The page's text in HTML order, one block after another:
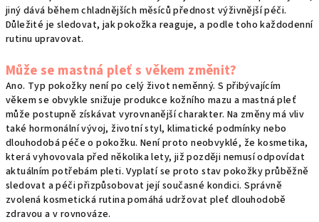
jiný dává během chladnějších měsíců přednost výživnější péči.
Důležité je sledovat, jak pokožka reaguje, a podle toho každodenní
rutinu upravovat.
Může se mastná pleť s věkem změnit?
Ano. Typ pokožky není po celý život neměnný. S přibývajícím
věkem se obvykle snižuje produkce kožního mazu a mastná pleť
může postupně získávat vyrovnanější charakter. Na změny má vliv
také hormonální vývoj, životní styl, klimatické podmínky nebo
dlouhodobá péče o pokožku. Není proto neobvyklé, že kosmetika,
která vyhovovala před několika lety, již později nemusí odpovídat
aktuálním potřebám pleti. Vyplatí se proto stav pokožky průběžně
sledovat a péči přizpůsobovat její současné kondici. Správně
zvolená kosmetická rutina pomáhá udržovat pleť dlouhodobě
zdravou a v rovnováze.